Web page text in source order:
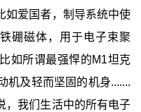
如爱国者，制导系统中使
硼磁体，用于电子束聚
如所谓最强悍的M1坦克
机及轻而坚固的机身.......
，我们生活中的所有电子